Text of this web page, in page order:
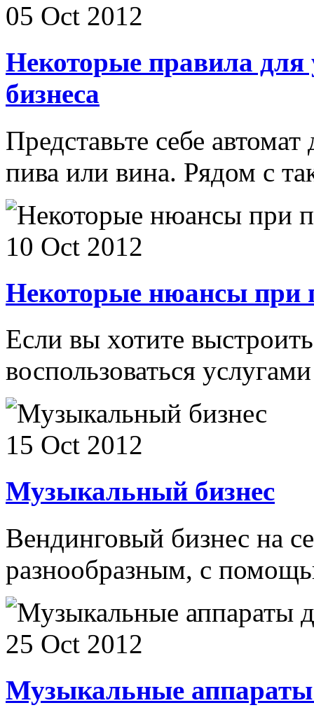
05 Oct 2012
Некоторые правила для
бизнеса
Представьте себе
пива или вина. Рядом с
10 Oct 2012
Некоторые нюансы при
Если вы хотите
воспользоваться
15 Oct 2012
Музыкальный бизнес
Вендинговый бизнес на
разнообразным, с
25 Oct 2012
Музыкальные аппараты